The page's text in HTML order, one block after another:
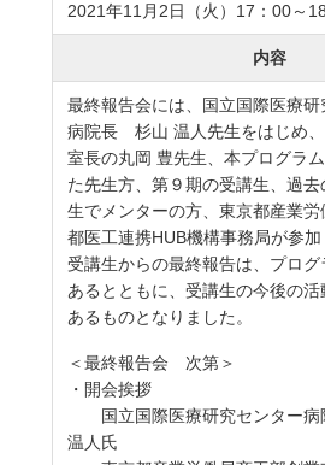
2021年11月2日（火）17：00～
内容
最終報告会には、国立国際医療
病院長 杉山 温人先生をはじめ
室長の丸岡 豊先生、本プログラ
た先生方、第９期の受講生、過
生でメンターの方、東京都産業
都医工連携HUB機構事務局が参加
受講生からの最終報告は、プロ
あるとともに、受講生の今後の
あるものとなりました。
＜最終報告会 次第＞
・開会挨拶
国立国際医療研究センター
温人氏